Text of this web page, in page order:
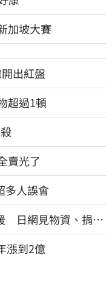
加坡大賽
出紅盤
超過1頓
賣光了
多人誤會
日網見物資、捐款
漲到2億